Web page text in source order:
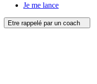
Je me lance
Etre rappelé par un coach